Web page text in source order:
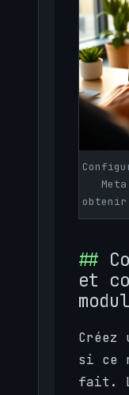
obtenir
et
Créez
si ce
fait.